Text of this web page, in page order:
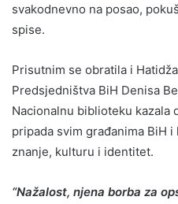
svakodnevno na posao,
spise.
Prisutnim se obratila i
Predsjedništva BiH Denisa
Nacionalnu biblioteku kazala
pripada svim građanima BiH
znanje, kulturu i identitet.
“Nažalost, njena borba za